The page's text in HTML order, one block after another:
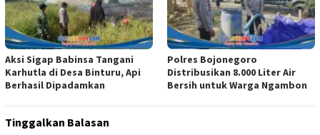
Aksi Sigap Babinsa Tangani
Karhutla di Desa Binturu, Api
Berhasil Dipadamkan
Polres Bojonegoro
Distribusikan 8.000 Liter Air
Bersih untuk Warga Ngambon
Tinggalkan Balasan